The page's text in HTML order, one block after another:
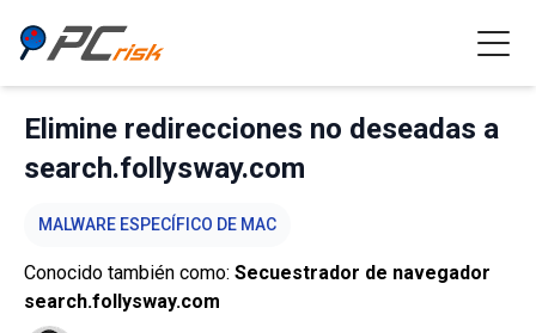
Elimine redirecciones no deseadas a
search.follysway.com
MALWARE ESPECÍFICO DE MAC
Conocido también como: Secuestrador de navegador
search.follysway.com